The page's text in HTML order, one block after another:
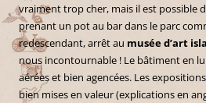
vraiment trop cher, mais il est possible
prenant un pot au bar dans le parc
redescendant, arrêt au musée d’art
nous incontournable ! Le bâtiment en
aérées et bien agencées. Les
bien mises en valeur (explications en